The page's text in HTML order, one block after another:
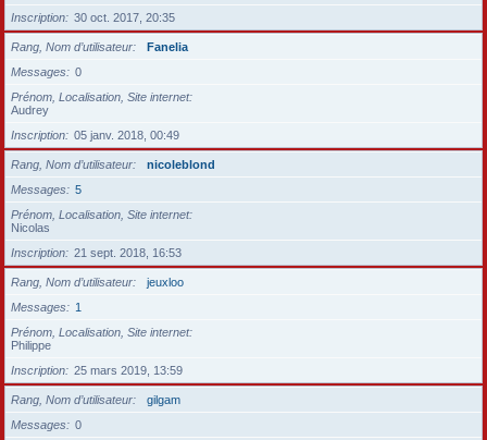
Inscription
30 oct. 2017, 20:35
Rang, Nom d’utilisateur
Fanelia
Messages
0
Prénom, Localisation, Site internet
Audrey
Inscription
05 janv. 2018, 00:49
Rang, Nom d’utilisateur
nicoleblond
Messages
5
Prénom, Localisation, Site internet
Nicolas
Inscription
21 sept. 2018, 16:53
Rang, Nom d’utilisateur
jeuxloo
Messages
1
Prénom, Localisation, Site internet
Philippe
Inscription
25 mars 2019, 13:59
Rang, Nom d’utilisateur
gilgam
Messages
0